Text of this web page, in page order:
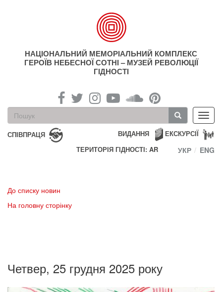
НАЦІОНАЛЬНИЙ МЕМОРІАЛЬНИЙ КОМПЛЕКС
ГЕРОЇВ НЕБЕСНОЇ СОТНІ – МУЗЕЙ РЕВОЛЮЦІЇ
ГІДНОСТІ
Пошукова
форма
Пошук
СПІВПРАЦЯ ЕКСКУРСІЇ
ВИДАННЯ
ТЕРИТОРІЯ ГІДНОСТІ: AR
УКР ENG
До списку новин
На головну сторінку
Четвер, 25 грудня 2025 року